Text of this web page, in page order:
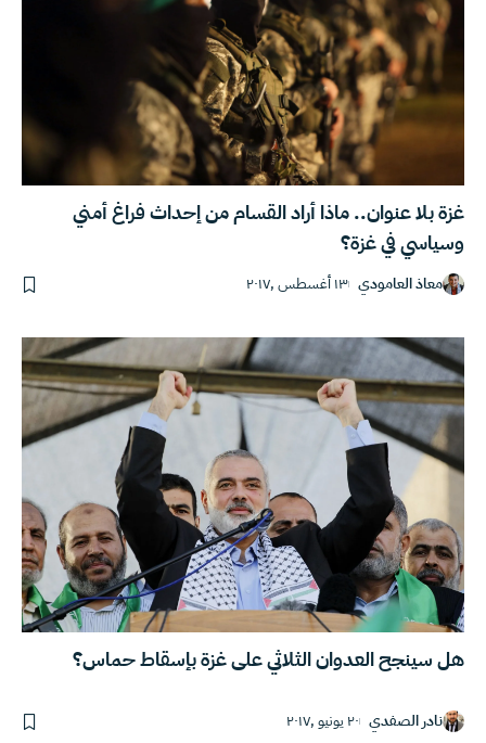
غزة بلا عنوان.. ماذا أراد القسام من إحداث فراغ أمني
وسياسي في غزة؟
معاذ العامودي ١٣ أغسطس ,٢٠١٧
هل سينجح العدوان الثلاثي على غزة بإسقاط حماس؟
نادر الصفدي ٢٠ يونيو ,٢٠١٧